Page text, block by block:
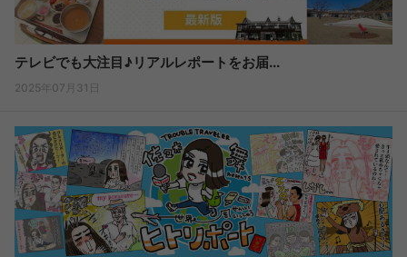
テレビでも大注目♪リアルレポートをお届...
2025年07月31日